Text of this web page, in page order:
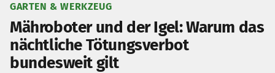
GARTEN & WERKZEUG
Mähroboter und der Igel: Warum das
nächtliche Tötungsverbot
bundesweit gilt